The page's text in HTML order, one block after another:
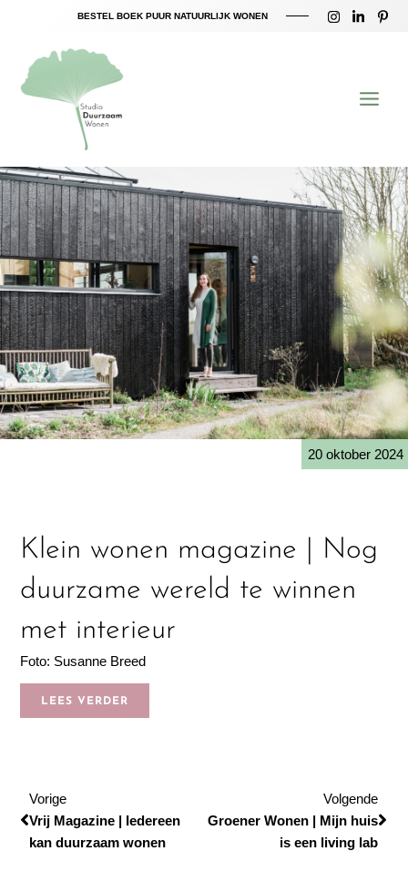
inhoud
BESTEL BOEK PUUR NATUURLIJK WONEN
20 oktober 2024
Klein wonen magazine | Nog
duurzame wereld te winnen
met interieur
Foto: Susanne Breed
LEES VERDER
Vorige
Vorige
Vrij Magazine | Iedereen
kan duurzaam wonen
Volgende
Groener Wonen | Mijn huis
is een living lab